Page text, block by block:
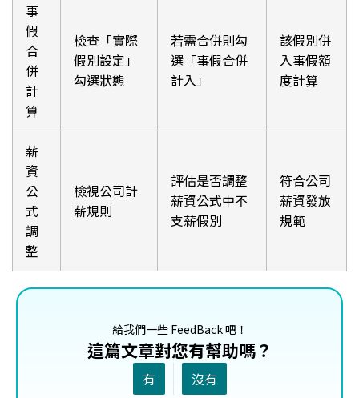
事
假
合
併
計
算
檢查「實際
假別設定」
勾選狀態
若需合併則勾
選「事假合併
計入」
該假別併
入事假額
度計算
薪
資
公
式
調
整
檢視公司計
薪規則
評估是否調整
薪資公式中不
支薪假別
符合公司
薪資發放
規範
給我們一些 FeedBack 吧！
這篇文章對您有幫助嗎？
有 沒有